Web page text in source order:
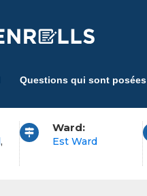
Questions qui sont posées
,
Ward:
Est Ward